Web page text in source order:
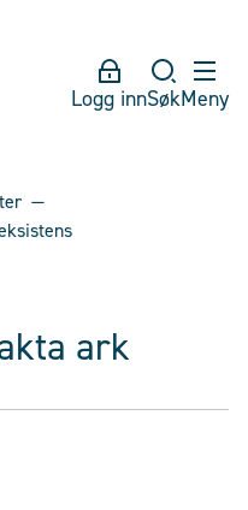
Logg innSøkMeny
ark